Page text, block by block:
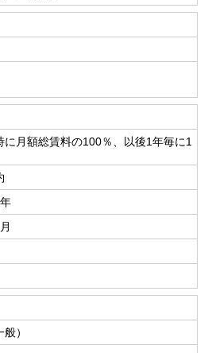
月額総賃料の100％、以後1年毎に1
）